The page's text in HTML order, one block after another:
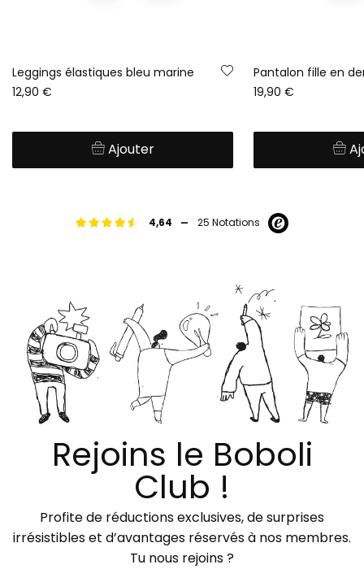
Leggings élastiques bleu marine
12,90 €
Ajouter
Pantalon fille en
19,90 €
4,64 - 25 Notations
Rejoins le Boboli
Club !
Profite de réductions exclusives, de surprises
irrésistibles et d’avantages réservés à nos membres.
Tu nous rejoins ?